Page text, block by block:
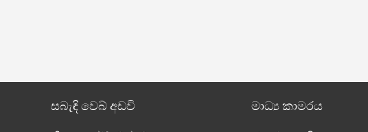
සබැඳි වෙබ් අඩවි මාධ්‍ය කාමරය